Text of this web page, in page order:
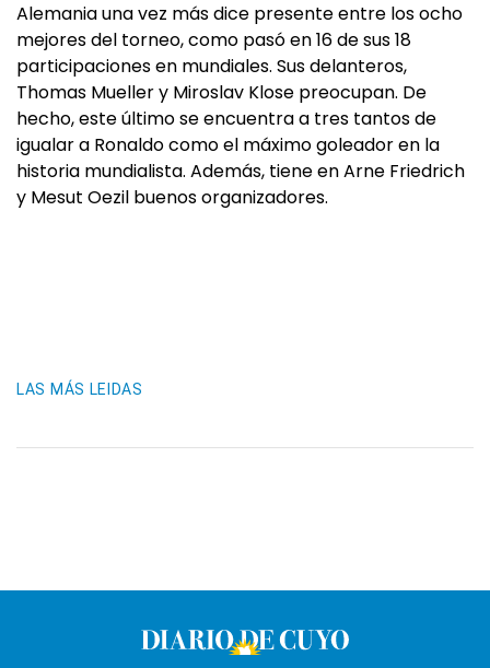
Alemania una vez más dice presente entre los ocho
mejores del torneo, como pasó en 16 de sus 18
participaciones en mundiales. Sus delanteros,
Thomas Mueller y Miroslav Klose preocupan. De
hecho, este último se encuentra a tres tantos de
igualar a Ronaldo como el máximo goleador en la
historia mundialista. Además, tiene en Arne Friedrich
y Mesut Oezil buenos organizadores.
LAS MÁS LEIDAS